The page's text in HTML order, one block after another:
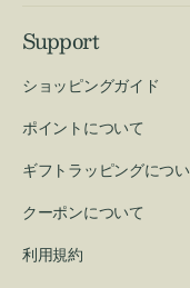
Support
ショッピングガイド
ポイントについて
ギフトラッピングにつ
クーポンについて
利用規約